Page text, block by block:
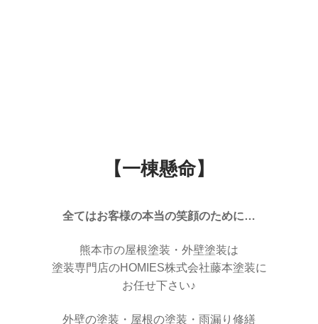
【一棟懸命】
全てはお客様の本当の笑顔のために…
熊本市の屋根塗装・外壁塗装は
塗装専門店のHOMIES株式会社藤本塗装に
お任せ下さい♪
外壁の塗装・屋根の塗装・雨漏り修繕